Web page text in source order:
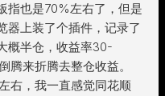
指也是70%左右了，但是
器上装了个插件，记录了
概半仓，收益率30-
腾来折腾去整仓收益。
右，我一直感觉同花顺